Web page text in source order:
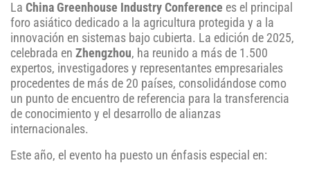
La China Greenhouse Industry Conference es el principal
foro asiático dedicado a la agricultura protegida y a la
innovación en sistemas bajo cubierta. La edición de 2025,
celebrada en Zhengzhou, ha reunido a más de 1.500
expertos, investigadores y representantes empresariales
procedentes de más de 20 países, consolidándose como
un punto de encuentro de referencia para la transferencia
de conocimiento y el desarrollo de alianzas
internacionales.
Este año, el evento ha puesto un énfasis especial en: